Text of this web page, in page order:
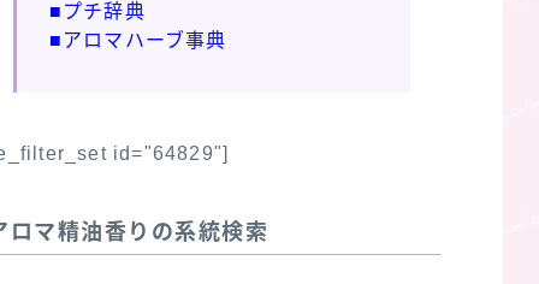
■プチ辞典
■アロマハーブ事典
id="64829"]
ロマ精油香りの系統検索